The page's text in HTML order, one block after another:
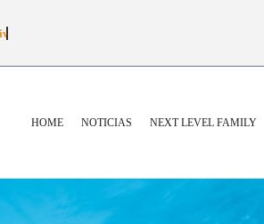
HOME NOTICIAS NEXT LEVEL FAMILY